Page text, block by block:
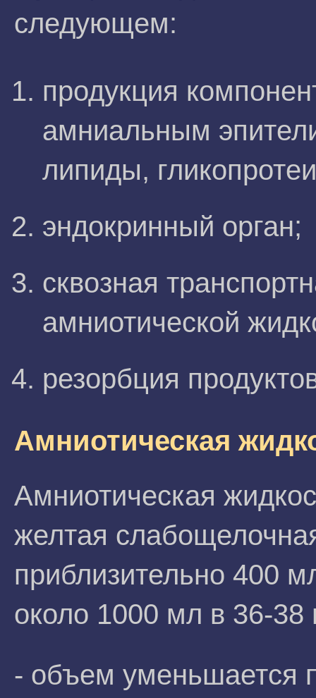
следующем:
продукция
амниальным
липиды,
эндокринный орган;
сквозная
амниотической
резорбция
Амниотическая
Амниотическая
желтая
приблизительно 400
около 1000 мл в 36-38
- объем уменьшается